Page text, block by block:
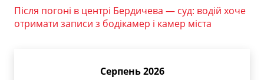
Після погоні в центрі Бердичева — суд: водій хоче
отримати записи з бодікамер і камер міста
Серпень 2026